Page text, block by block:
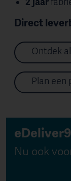
Direct
Ontdek
Plan een
Nu ook